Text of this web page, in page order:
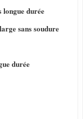
longue durée
sans soudure
durée